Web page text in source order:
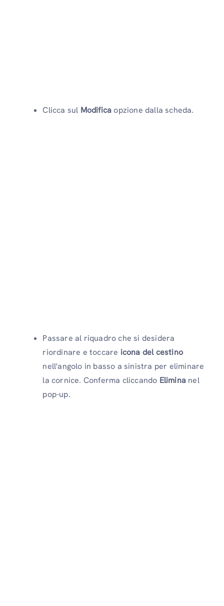
Clicca sul Modificaopzione dalla scheda.
Passare al riquadro che si desidera
riordinare e toccare icona del cestino
nell'angolo in basso a sinistra per eliminare
la cornice. Conferma cliccando Elimina nel
pop-up.